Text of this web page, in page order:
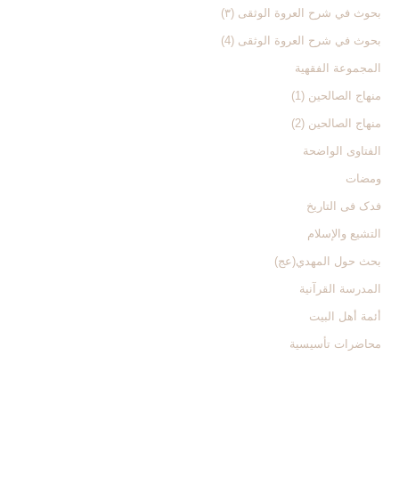
بحوث في شرح العروة الوثقی (۳)
بحوث في شرح العروة الوثقی (4)
المجموعة الفقهیة
منهاج الصالحین (1)
منهاج الصالحین (2)
الفتاوی الواضحة
ومضات
فدک فی التاریخ
التشیع والإسلام
بحث حول المهدي(عج)
المدرسة القرآنیة
أئمة أهل البیت
محاضرات تأسیسیة